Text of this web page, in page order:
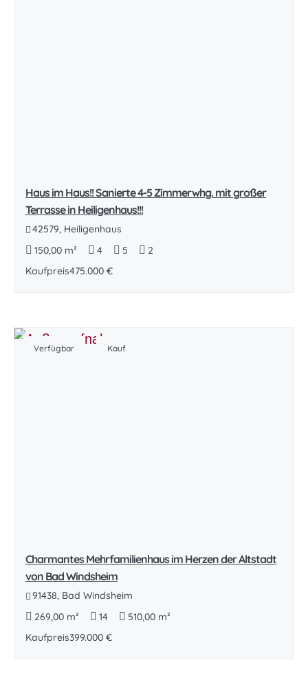
Haus im Haus!! Sanierte 4-5 Zimmerwhg. mit großer
Terrasse in Heiligenhaus!!!
42579, Heiligenhaus
150,00 m²
4 5
2
Kaufpreis475.000 €
Verfügbar Kauf
Charmantes Mehrfamilienhaus im Herzen der Altstadt
von Bad Windsheim
91438, Bad Windsheim
269,00 m²
14
510,00 m²
Kaufpreis399.000 €